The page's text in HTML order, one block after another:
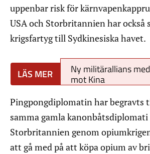
uppenbar risk för
USA och Storbritannien har också
krigsfartyg till Sydkinesiska havet.
Ny militärallians
mot Kina
Pingpongdiplomatin har begravts
samma gamla
Storbritannien genom
att gå med på att köpa opium av